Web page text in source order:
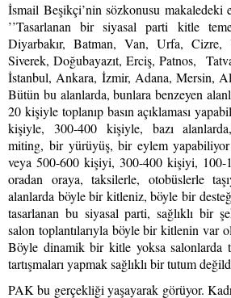
İsmail Beşikçi’nin sözkonusu makaledeki
’’Tasarlanan bir siyasal parti kitle
Diyarbakır, Batman, Van, Urfa, Cizre,
Siverek, Doğubayazıt, Erciş, Patnos,
İstanbul, Ankara, İzmir, Adana, Mersin,
Bütün bu alanlarda, bunlara benzeyen
20 kişiyle toplanıp basın açıklaması
kişiyle, 300-400 kişiyle, bazı
miting, bir yürüyüş, bir eylem
veya 500-600 kişiyi, 300-400 kişiyi, 100-
oradan oraya, taksilerle, otobüslerle
alanlarda böyle bir kitleniz, böyle bir
tasarlanan bu siyasal parti, sağlıklı bir
salon toplantılarıyla böyle bir kitlenin var
Böyle dinamik bir kitle yoksa salonlarda
tartışmaları yapmak sağlıklı bir tutum
PAK bu gerçekliği yaşayarak görüyor.